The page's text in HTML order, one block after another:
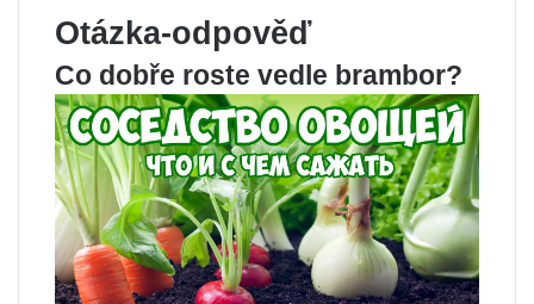
Otázka-odpověď
Co dobře roste vedle brambor?